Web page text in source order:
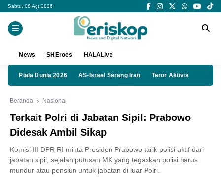
Sabtu, 08 Agt 2026
News SHEroes HALALive
Piala Dunia 2026 AS-Israel Serang Iran Teror Aktivis
Beranda Nasional
Terkait Polri di Jabatan Sipil: Prabowo
Didesak Ambil Sikap
Komisi III DPR RI minta Presiden Prabowo tarik polisi aktif dari
jabatan sipil, sejalan putusan MK yang tegaskan polisi harus
mundur atau pensiun untuk jabatan di luar Polri.